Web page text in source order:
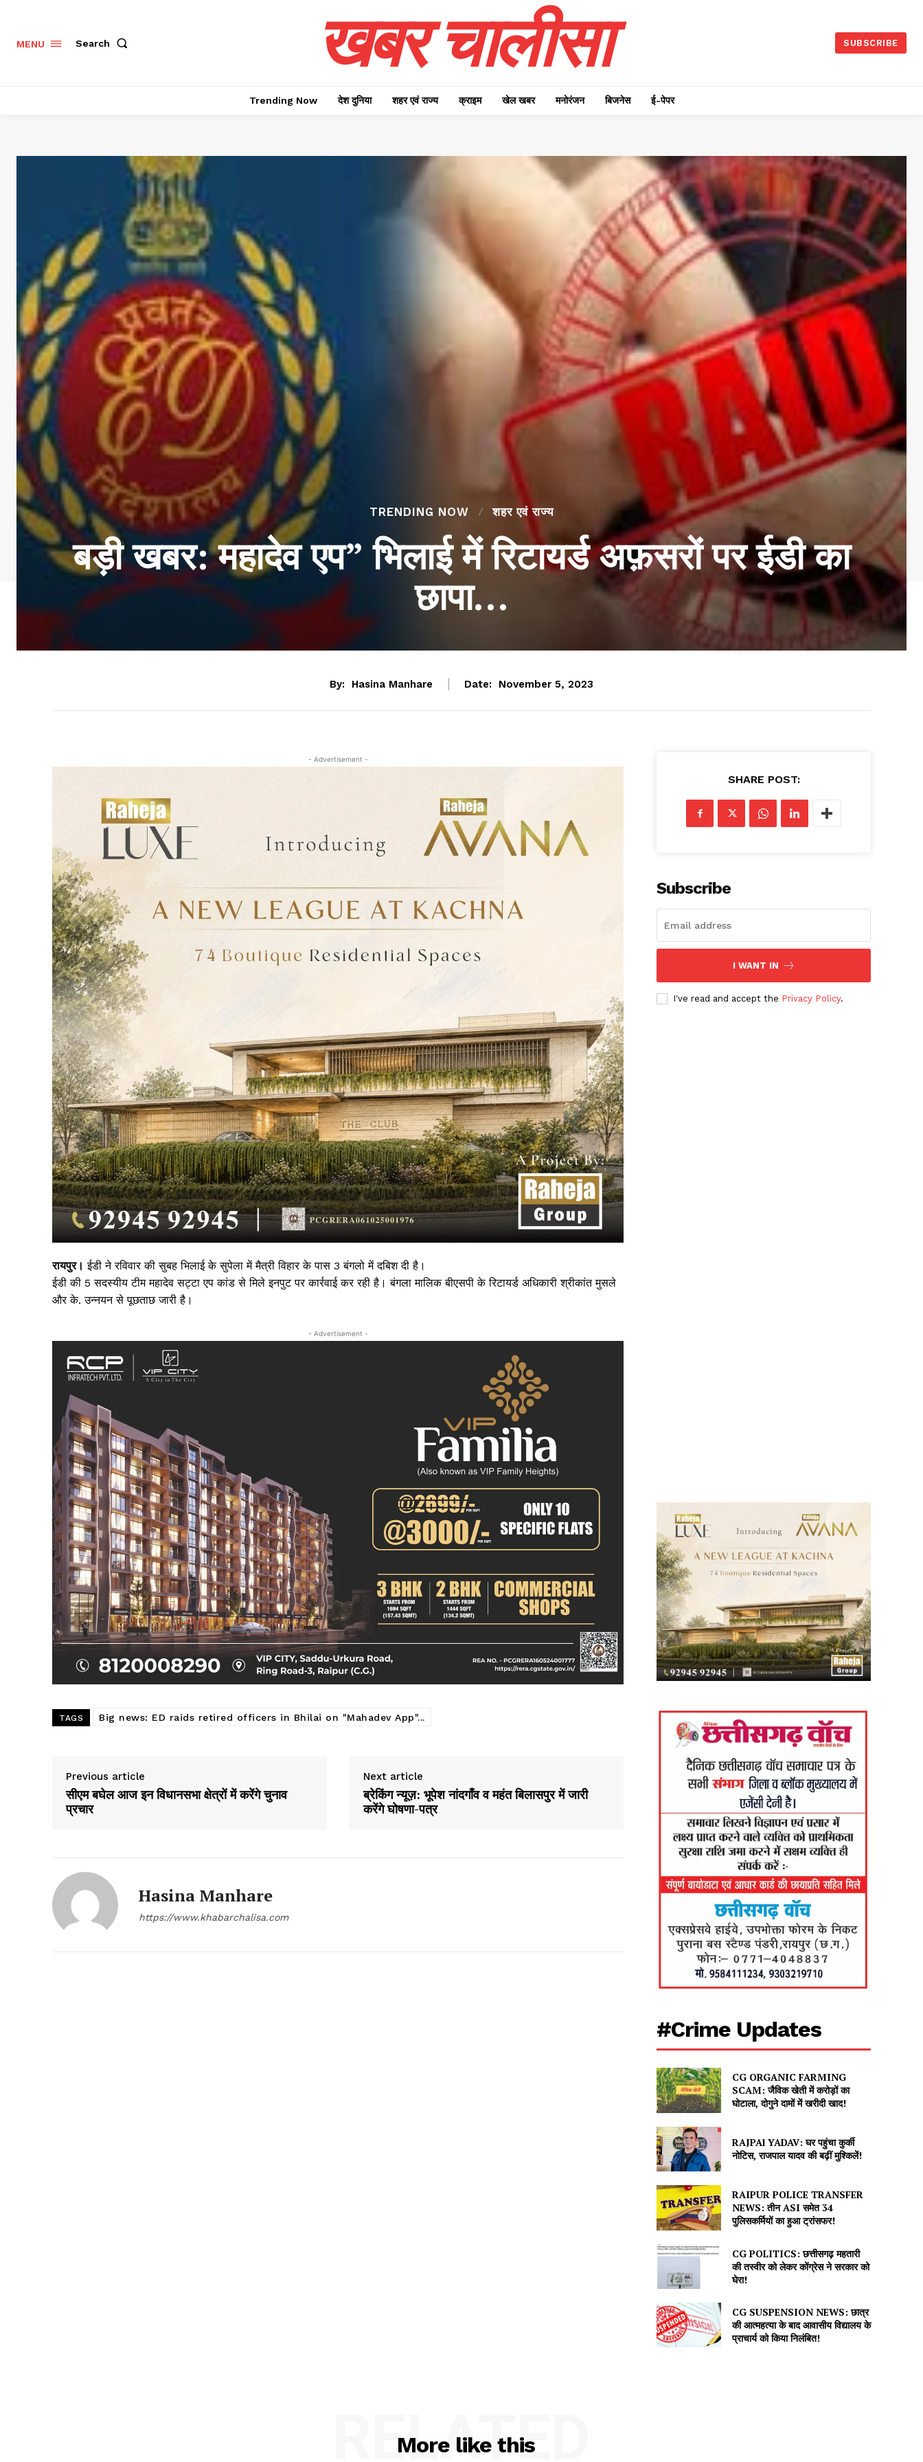
SUBSCRIBE NOW
Khabarchalisa News
देश दुनिया
शहर एवं राज्य
क्राइम
मनोरंजन
बिजनेस
ई-पेपर
MENU Search खबर चालीसा SUBSCRIBE
Trending Now देश दुनिया शहर एवं राज्य क्राइम खेल खबर मनोरंजन बिजनेस ई-पेपर
TRENDING NOW शहर एवं राज्य
बड़ी खबर: महादेव एप” भिलाई में रिटायर्ड अफ़सरों पर ईडी का
छापा…
By: Hasina Manhare Date: November 5, 2023
- Advertisement -
रायपुर। ईडी ने रविवार की सुबह भिलाई के सुपेला में मैत्री विहार के पास 3 बंगलो में दबिश दी है।
ईडी की 5 सदस्यीय टीम महादेव सट्टा एप कांड से मिले इनपुट पर कार्रवाई कर रही है। बंगला मालिक बीएसपी के रिटायर्ड अधिकारी श्रीकांत मुसले
और के. उन्नयन से पूछताछ जारी है।
- Advertisement -
TAGS Big news: ED raids retired officers in Bhilai on "Mahadev App"...
Previous article
सीएम बघेल आज इन विधानसभा क्षेत्रों में करेंगे चुनाव
प्रचार
Next article
ब्रेकिंग न्यूज़: भूपेश नांदगाँव व महंत बिलासपुर में जारी
करेंगे घोषणा-पत्र
Hasina Manhare
https://www.khabarchalisa.com
SHARE POST:
Subscribe
I WANT IN
I've read and accept the Privacy Policy.
#Crime Updates
CG ORGANIC FARMING
SCAM: जैविक खेती में करोड़ों का
घोटाला, दोगुने दामों में खरीदी खाद!
RAJPAl YADAV: घर पहुंचा कुर्की
नोटिस, राजपाल यादव की बढ़ीं मुश्किलें!
RAIPUR POLICE TRANSFER
NEWS: तीन ASI समेत 34
पुलिसकर्मियों का हुआ ट्रांसफर!
CG POLITICS: छत्तीसगढ़ महतारी
की तस्वीर को लेकर कोंग्रेस ने सरकार को
घेरा!
CG SUSPENSION NEWS: छात्र
की आत्महत्या के बाद आवासीय विद्यालय के
प्राचार्य को किया निलंबित!
More like this
RELATED